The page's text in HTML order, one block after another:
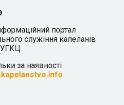
портал
служіння капеланів
УГКЦ.
за наявності